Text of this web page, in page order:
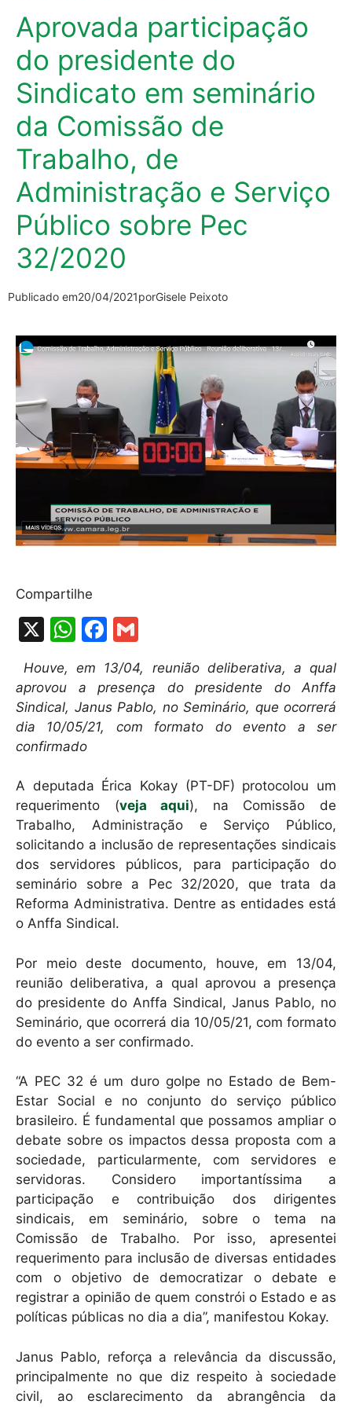
Aprovada participação
do presidente do
Sindicato em seminário
da Comissão de
Trabalho, de
Administração e Serviço
Público sobre Pec
32/2020
Publicado em20/04/2021porGisele Peixoto
Compartilhe
X
W
at
s
A
p
p
F
a
c
e
b
o
k
m
ai
l
Houve, em 13/04, reunião deliberativa, a qual
aprovou a presença do presidente do Anffa
Sindical, Janus Pablo, no Seminário, que ocorrerá
dia 10/05/21, com formato do evento a ser
confirmado
A deputada Érica Kokay (PT-DF) protocolou um
requerimento (veja aqui), na Comissão de
Trabalho, Administração e Serviço Público,
solicitando a inclusão de representações sindicais
dos servidores públicos, para participação do
seminário sobre a Pec 32/2020, que trata da
Reforma Administrativa. Dentre as entidades está
o Anffa Sindical.
Por meio deste documento, houve, em 13/04,
reunião deliberativa, a qual aprovou a presença
do presidente do Anffa Sindical, Janus Pablo, no
Seminário, que ocorrerá dia 10/05/21, com formato
do evento a ser confirmado.
“A PEC 32 é um duro golpe no Estado de Bem-
Estar Social e no conjunto do serviço público
brasileiro. É fundamental que possamos ampliar o
debate sobre os impactos dessa proposta com a
sociedade, particularmente, com servidores e
servidoras. Considero importantíssima a
participação e contribuição dos dirigentes
sindicais, em seminário, sobre o tema na
Comissão de Trabalho. Por isso, apresentei
requerimento para inclusão de diversas entidades
com o objetivo de democratizar o debate e
registrar a opinião de quem constrói o Estado e as
políticas públicas no dia a dia”, manifestou Kokay.
Janus Pablo, reforça a relevância da discussão,
principalmente no que diz respeito à sociedade
civil, ao esclarecimento da abrangência da